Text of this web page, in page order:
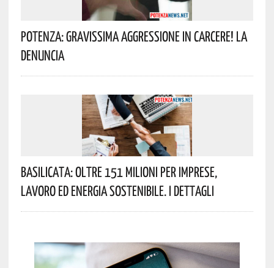
Potenza: Gravissima Aggressione In Carcere! La
Denuncia
Basilicata: Oltre 151 Milioni Per Imprese,
Lavoro Ed Energia Sostenibile. I Dettagli